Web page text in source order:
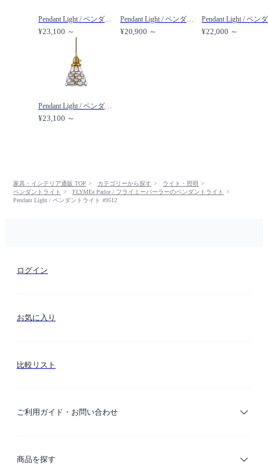
Pendant Light / ペンダントライト #14612 / FLYMEe Parlor / フライミーパーラー
¥23,100 ～
Pendant Light / ペンダントライト #9509 / FLYMEe Parlor / フライミーパーラー
¥20,900 ～ ¥22,000 ～
Pendant Light / ペンダントライト #9511 / FLYMEe Parlor / フライミーパーラー
¥23,100 ～
家具・インテリア通販 TOP カテゴリーから探す
ライト・照明
ペンダントライト
FLYMEe Parlor / フライミーパーラーのペンダントライト
Pendant Light / ペンダントライト #9512
ログイン
お気に入り
比較リスト
ご利用ガイド・お問い合わせ
ご利用ガイド
商品を探す